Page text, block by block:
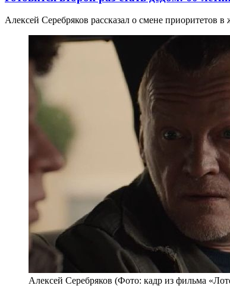
Алексей Серебряков рассказал о смене приоритетов в
Алексей Серебряков (Фото: кадр из фильма